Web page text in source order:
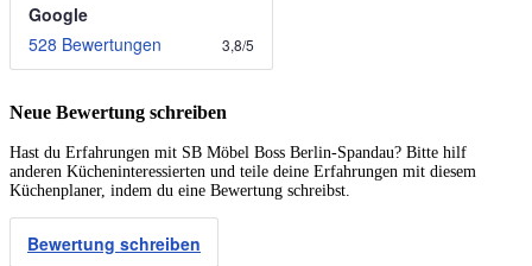
Google
528 Bewertungen
3,8/5
Neue Bewertung schreiben
Hast du Erfahrungen mit SB Möbel Boss Berlin-Spandau? Bitte hilf
anderen Kücheninteressierten und teile deine Erfahrungen mit diesem
Küchenplaner, indem du eine Bewertung schreibst.
Bewertung schreiben